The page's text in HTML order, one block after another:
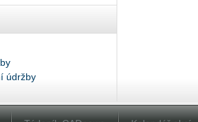
údržby